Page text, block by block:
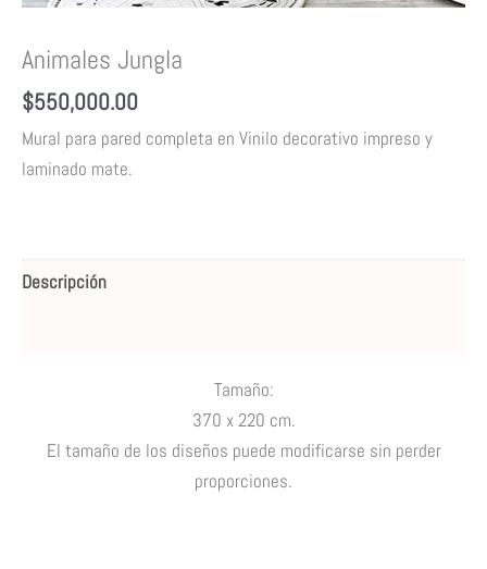
Animales Jungla
$550,000.00
Mural para pared completa en Vinilo decorativo impreso y
laminado mate.
Descripción
Tamaño:
370 x 220 cm.
El tamaño de los diseños puede modificarse sin perder
proporciones.